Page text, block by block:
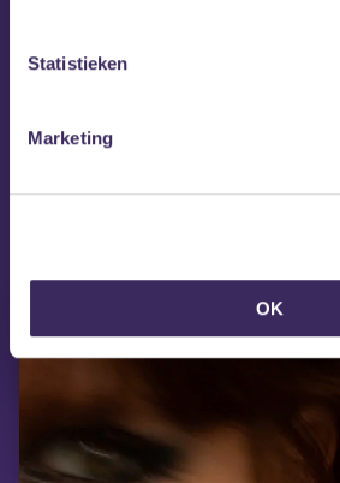
Statistieken
Marketing
OK
MEZZ tipt